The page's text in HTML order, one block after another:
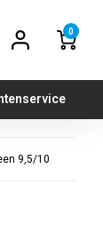
0
9,5/10